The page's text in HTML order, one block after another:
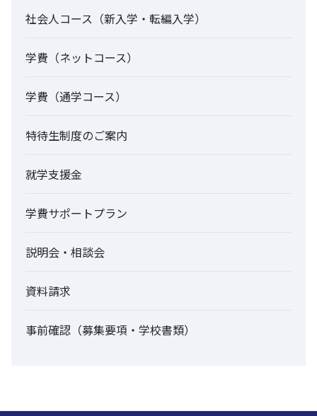
社会人コース（新入学・転編入学）
学費（ネットコース）
学費（通学コース）
特待生制度のご案内
就学支援金
学費サポートプラン
説明会・相談会
資料請求
事前確認（募集要項・学校書類）